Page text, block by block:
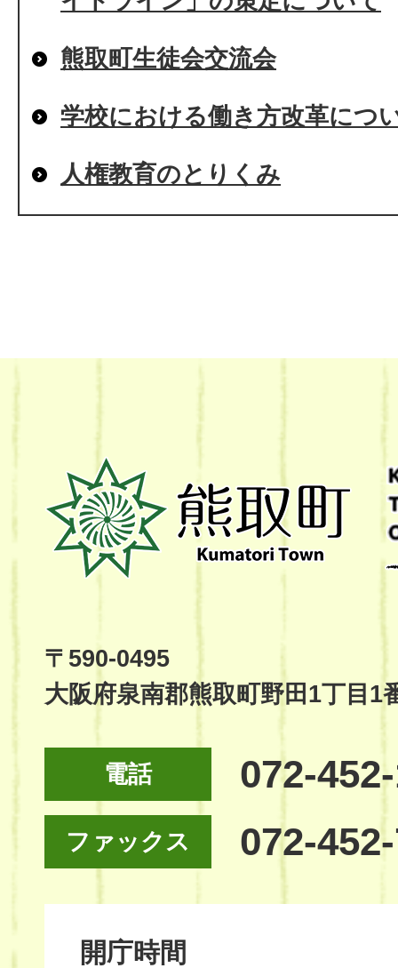
熊取町生徒会交流会
学校における働き方改革につ
人権教育のとりくみ
熊
取
町
Kumatori
Site
〒590-0495
大阪府泉南郡熊取町野田1丁目1
電話 072-
ファックス 072-
開庁時間